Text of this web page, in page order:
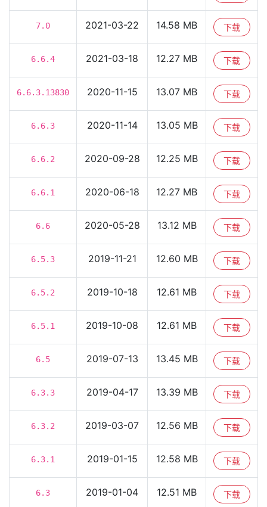
7.0 2021-03-22 14.58 MB 下载
6.6.4 2021-03-18 12.27 MB 下载
6.6.3.13830 2020-11-15 13.07 MB 下载
6.6.3 2020-11-14 13.05 MB 下载
6.6.2 2020-09-28 12.25 MB 下载
6.6.1 2020-06-18 12.27 MB 下载
6.6 2020-05-28 13.12 MB 下载
6.5.3 2019-11-21 12.60 MB 下载
6.5.2 2019-10-18 12.61 MB 下载
6.5.1 2019-10-08 12.61 MB 下载
6.5 2019-07-13 13.45 MB 下载
6.3.3 2019-04-17 13.39 MB 下载
6.3.2 2019-03-07 12.56 MB 下载
6.3.1 2019-01-15 12.58 MB 下载
6.3 2019-01-04 12.51 MB 下载